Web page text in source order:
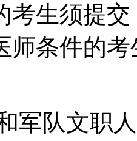
考生须提
师条件的
军队文职